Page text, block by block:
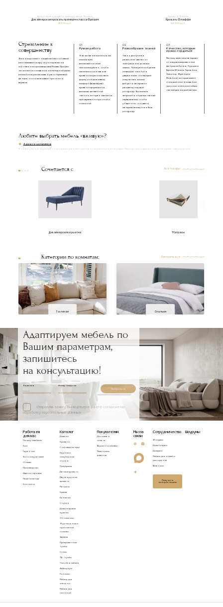
Дизайнерская кровать премиум-класса Фридом
Дизайнерская кровать премиум-класса Фридом
118 500 руб.
Кровать Флаффи
Кровать Флаффи
303 500 руб.
Стремление к
совершенству
Весь ассортимент нашей мебели с обивкой
изготавливается вручную под заказ на
собственном производстве в Москве. Процесс
начинается с создания инженерной рамы
из комбинации массива бука и березовой
фанеры, что обеспечивает прочность
каркаса.
01
Ручная работа
В качестве наполнения мы
используем
высокоэластичный
пенополиуретан, чтобы
изголовье и основание
кровати сохраняли свою
форму и обеспечивали
комфорт. Далее каркас
кровати оформляется
высококачественной
тканью, которая является
одновременно прочной и
стильной.
02
Разнообразие тканей
Ткань доступна в
различных цветах: от
нейтральных до самых
смелых. Такое разнообразие
позволяет нам быть
уверенными, что каждый
покупатель сможет
выбрать материал и
расцветку под свой
интерьер. Вы можете
запросить образцы тканей
перед заказом, чтобы
убедиться, что цвет и
материал впишутся в Ваш
интерьер.
03
Качество, которым
можно гордиться
Мы получаем наш материал
от специализированных
фабрик из Китая, Турции и
Европы (Италия, Германия,
Бельгия, Франция,
Испания), которые имеют
большой опыт в создании
прочных и износостойких
тканей для мягкой мебели.
Любите выбрать мебель «вживую»?
Адреса шоурумов
Сочетается с Все товары
Дизайнерские кушетки Матрасы
Категории по комнатам: Смотреть все
Гостиная Спальня
Адаптируем мебель по
Вашим параметрам,
запишитесь
на консультацию!
Ваше имя Номер телефона
Записаться
Отправляя заявку, Вы подтверждаете согласие на
обработку персональных данных
Работаем
для вас
Почему Idealbeds
Блог
Гарантии
Фото покупателей
Отзывы
Производство
Идеи интерьера
Наша команда
Контакты
Каталог
Диваны
Кровати
Стеновые панели
Барные и
полубарные
стулья
Полукресла
Детские кровати
Двухъярусные
кровати
Матрасы
Кресла
Банкетки
Стулья
Дизайнерские
кушетки
Оттоманки
Журнальные и
приставные
столики
Зеркала
Прикроватные
тумбы
Столы
ТВ - тумбы
Уличная мебель
Аксессуары
Консоли
Мебель для
спальни
Мебель для
гостиной
Покупателям
Доставка и
оплата
Варианты обивки
Механизмы
диванов
Мы на
связи
Сотрудничество
3D модели
Дизайнерам
Дилерам
Мебель для отелей и
ресторанов
Вакансии
Получить
консультацию
Шоурумы